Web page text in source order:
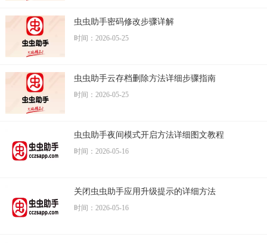
虫虫助手密码修改步骤详解
时间：2026-05-25
虫虫助手云存档删除方法详细步骤指南
时间：2026-05-25
虫虫助手夜间模式开启方法详细图文教程
时间：2026-05-16
关闭虫虫助手应用升级提示的详细方法
时间：2026-05-16